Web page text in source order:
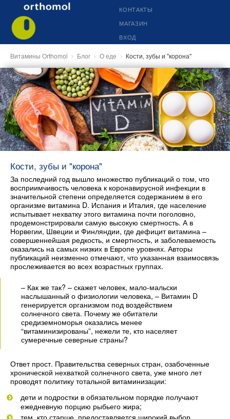
КОНТАКТЫ
МАГАЗИН
ВХОД
Витамины Orthomol Блог О еде Кости, зубы и "корона"
Кости, зубы и "корона"
За последний год вышло множество публикаций о том, что
восприимчивость человека к коронавирусной инфекции в
значительной степени определяется содержанием в его
организме витамина D. Испания и Италия, где население
испытывает нехватку этого витамина почти поголовно,
продемонстрировали самую высокую смертность. А в
Норвегии, Швеции и Финляндии, где дефицит витамина –
совершеннейшая редкость, и смертность, и заболеваемость
оказались на самых низких в Европе уровнях. Авторы
публикаций неизменно отмечают, что указанная взаимосвязь
прослеживается во всех возрастных группах.
– Как же так? – скажет человек, мало-мальски
наслышанный о физиологии человека, – Витамин D
генерируется организмом под воздействием
солнечного света. Почему же обитатели
средиземноморья оказались менее
“витаминизированы”, нежели те, кто населяет
сумеречные северные страны?
Ответ прост. Правительства северных стран, озабоченные
хронической нехваткой солнечного света, уже много лет
проводят политику тотальной витаминизации:
дети и подростки в обязательном порядке получают
ежедневную порцию рыбьего жира;
тем, кто старше, предоставляется широкий выбор